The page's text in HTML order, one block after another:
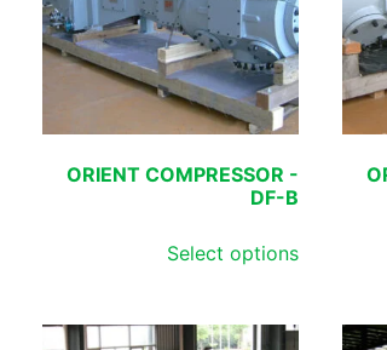
ORIENT COMPRESSOR -
DF-B
Select options